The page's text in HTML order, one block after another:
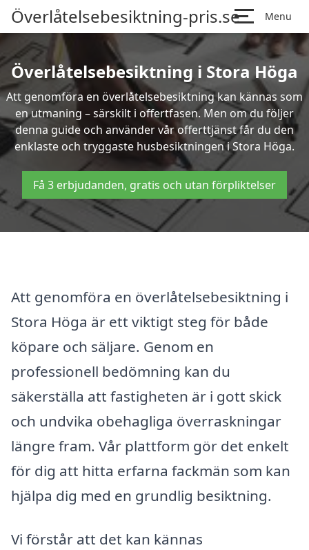
Överlåtelsebesiktning-pris.se Menu
Överlåtelsebesiktning i Stora Höga
Att genomföra en överlåtelsebesiktning kan kännas som
en utmaning – särskilt i offertfasen. Men om du följer
denna guide och använder vår offerttjänst får du den
enklaste och tryggaste husbesiktningen i Stora Höga.
Få 3 erbjudanden, gratis och utan förpliktelser
Att genomföra en överlåtelsebesiktning i
Stora Höga är ett viktigt steg för både
köpare och säljare. Genom en
professionell bedömning kan du
säkerställa att fastigheten är i gott skick
och undvika obehagliga överraskningar
längre fram. Vår plattform gör det enkelt
för dig att hitta erfarna fackmän som kan
hjälpa dig med en grundlig besiktning.
Vi förstår att det kan kännas